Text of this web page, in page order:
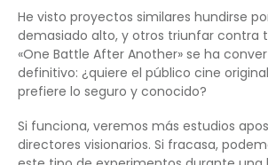
He visto proyectos similares hundirse
demasiado alto, y otros triunfar contra
«One Battle After Another» se ha
definitivo: ¿quiere el público cine
prefiere lo seguro y conocido?
Si funciona, veremos más estudios
directores visionarios. Si fracasa,